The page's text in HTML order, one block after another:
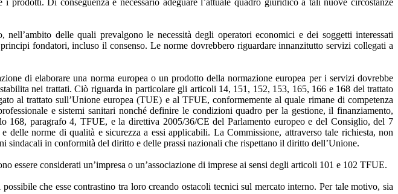
Di conseguenza è necessario adeguare l’attuale quadro giuridico a tali nuove circostanze
delle quali prevalgono le necessità degli operatori economici e dei soggetti interessati
fondatori, incluso il consenso. Le norme dovrebbero riguardare innanzitutto servizi collegati a
di elaborare una norma europea o un prodotto della normazione europea per i servizi dovrebbe
nei trattati. Ciò riguarda in particolare gli articoli 14, 151, 152, 153, 165, 166 e 168 del trattato
al trattato sull’Unione europea (TUE) e al TFUE, conformemente al quale rimane di competenza
e sistemi sanitari nonché definire le condizioni quadro per la gestione, il finanziamento,
paragrafo 4, TFUE, e la direttiva 2005/36/CE del Parlamento europeo e del Consiglio, del 7
norme di qualità e sicurezza a essi applicabili. La Commissione, attraverso tale richiesta, non
in conformità del diritto e delle prassi nazionali che rispettano il diritto dell’Unione.
essere considerati un’impresa o un’associazione di imprese ai sensi degli articoli 101 e 102 TFUE.
che esse contrastino tra loro creando ostacoli tecnici sul mercato interno. Per tale motivo, sia